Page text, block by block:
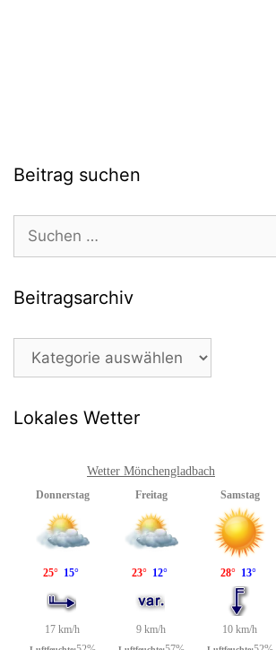
Beitrag suchen
Suchen
nach:
Beitragsarchiv
Beitragsarchiv
Lokales Wetter
Wetter Mönchengladbach